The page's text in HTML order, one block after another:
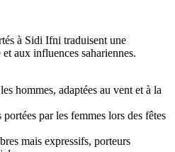
à Sidi Ifni traduisent une
aux influences sahariennes.
hommes, adaptées au vent et à la
par les femmes lors des fêtes
mais expressifs, porteurs